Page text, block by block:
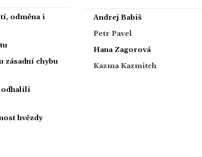
odměna i
zásadní chybu
odhalili
hvězdy
Andrej Babiš
Petr Pavel
Hana Zagorová
Kazma Kazmitch